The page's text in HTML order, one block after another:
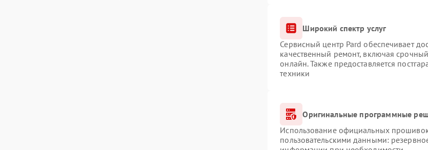
Широкий спектр услуг
Сервисный центр Pard обеспечивает
качественный ремонт, включая
онлайн. Также предоставляется
техники
Оригинальные программные
Использование официальных
пользовательскими данными: